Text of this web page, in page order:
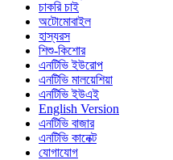
চাকরি চাই
অটোমোবাইল
হাস্যরস
শিশু-কিশোর
এনটিভি ইউরোপ
এনটিভি মালয়েশিয়া
এনটিভি ইউএই
English Version
এনটিভি বাজার
এনটিভি কানেক্ট
যোগাযোগ